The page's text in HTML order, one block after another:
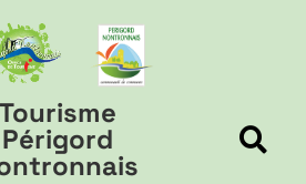
Tourisme
Périgord